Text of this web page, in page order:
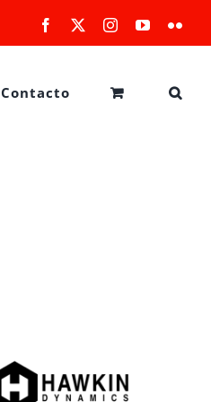
Facebook InstagramYouTube
Contacto